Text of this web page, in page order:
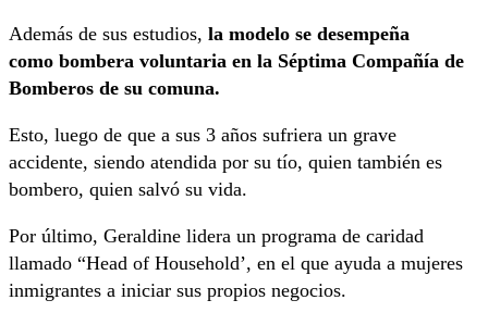
Además de sus estudios, la modelo se desempeña
como bombera voluntaria en la Séptima Compañía de
Bomberos de su comuna.
Esto, luego de que a sus 3 años sufriera un grave
accidente, siendo atendida por su tío, quien también es
bombero, quien salvó su vida.
Por último, Geraldine lidera un programa de caridad
llamado “Head of Household’, en el que ayuda a mujeres
inmigrantes a iniciar sus propios negocios.